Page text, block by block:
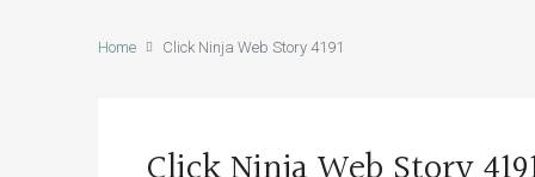
Home Click Ninja Web Story 4191